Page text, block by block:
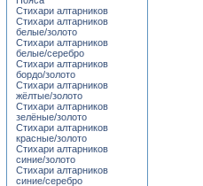
Стихари алтарников
Стихари алтарников
белые/золото
Стихари алтарников
белые/серебро
Стихари алтарников
бордо/золото
Стихари алтарников
жёлтые/золото
Стихари алтарников
зелёные/золото
Стихари алтарников
красные/золото
Стихари алтарников
синие/золото
Стихари алтарников
синие/серебро